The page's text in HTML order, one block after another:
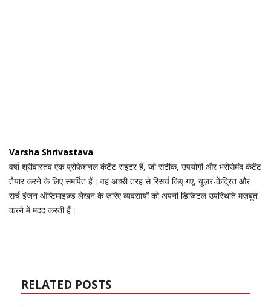
Varsha Shrivastava
वर्षा श्रीवास्तव एक प्रोफेशनल कंटेंट राइटर हैं, जो सटीक, उपयोगी और भरोसेमंद कंटेंट
तैयार करने के लिए समर्पित हैं। वह अच्छी तरह से रिसर्च किए गए, यूज़र-केंद्रित और
सर्च इंजन ऑप्टिमाइज़्ड लेखन के ज़रिए व्यवसायों को अपनी डिजिटल उपस्थिति मज़बूत
करने में मदद करती हैं।
RELATED POSTS